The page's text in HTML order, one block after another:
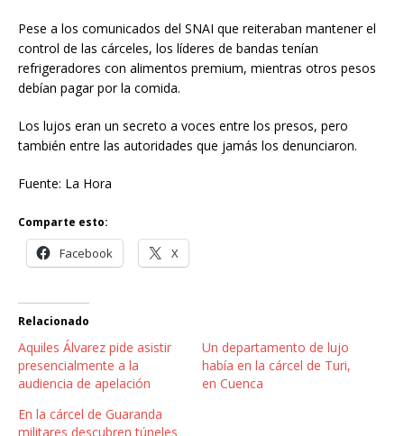
Pese a los comunicados del SNAI que reiteraban mantener el
control de las cárceles, los líderes de bandas tenían
refrigeradores con alimentos premium, mientras otros pesos
debían pagar por la comida.
Los lujos eran un secreto a voces entre los presos, pero
también entre las autoridades que jamás los denunciaron.
Fuente: La Hora
Comparte esto:
Facebook X
Relacionado
Aquiles Álvarez pide asistir
presencialmente a la
audiencia de apelación
Un departamento de lujo
había en la cárcel de Turi,
en Cuenca
En la cárcel de Guaranda
militares descubren túneles